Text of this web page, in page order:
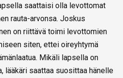
saattaisi olla levottomat
rauta-arvonsa. Joskus
on riittävä toimi levottomien
siten, ettei oireyhtymä
Mikäli lapsella on
lääkäri saattaa suosittaa hänelle